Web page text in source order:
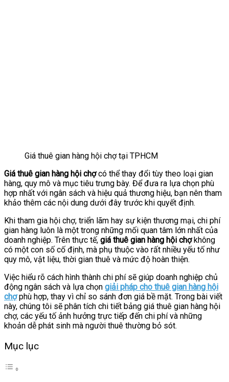
Giá thuê gian hàng hội chợ tại TPHCM
Giá thuê gian hàng hội chợcó thể thay đổi tùy theo loại gian
hàng, quy mô và mục tiêu trưng bày. Để đưa ra lựa chọn phù
hợp nhất với ngân sách và hiệu quả thương hiệu, bạn nên tham
khảo thêm các nội dung dưới đây trước khi quyết định.
Khi tham gia hội chợ, triển lãm hay sự kiện thương mại, chi phí
gian hàng luôn là một trong những mối quan tâm lớn nhất của
doanh nghiệp. Trên thực tế, giá thuê gian hàng hội chợkhông
có một con số cố định, mà phụ thuộc vào rất nhiều yếu tố như
quy mô, vật liệu, thời gian thuê và mức độ hoàn thiện.
Việc hiểu rõ cách hình thành chi phí sẽ giúp doanh nghiệp chủ
động ngân sách và lựa chọn giải pháp cho thuê gian hàng hội
chợphù hợp, thay vì chỉ so sánh đơn giá bề mặt. Trong bài viết
này, chúng tôi sẽ phân tích chi tiết bảng giá thuê gian hàng hội
chợ, các yếu tố ảnh hưởng trực tiếp đến chi phí và những
khoản dễ phát sinh mà người thuê thường bỏ sót.
Mục lục